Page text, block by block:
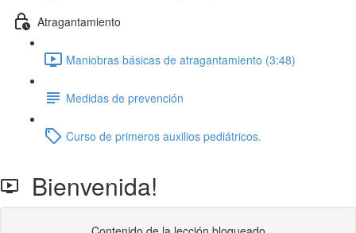
Atragantamiento
Maniobras básicas de atragantamiento (3:48)
Medidas de prevención
Curso de primeros auxilios pediátricos.
Bienvenida!